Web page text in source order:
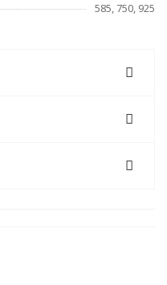
585, 750, 925